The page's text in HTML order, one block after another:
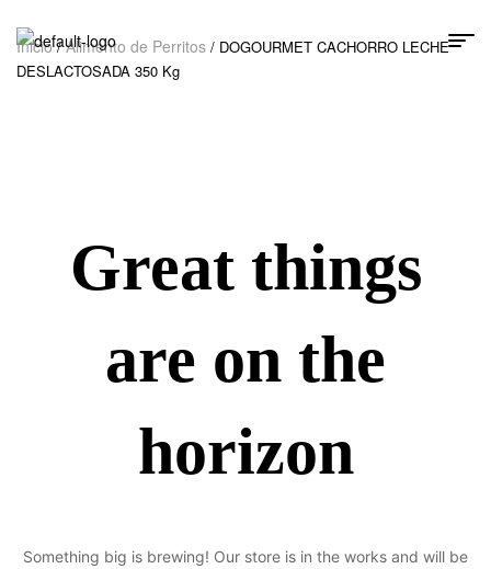
Inicio/Alimento de Perritos / DOGOURMET CACHORRO LECHE
DESLACTOSADA 350 Kg
Great things
are on the
horizon
Something big is brewing! Our store is in the works and will be